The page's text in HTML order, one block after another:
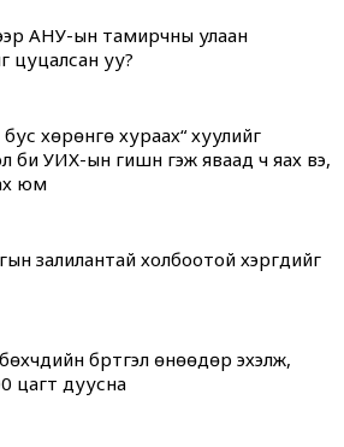
АНУ-ын тамирчны улаан
цуцалсан уу?
хөрөнгө хураах“ хуулийг
би УИХ-ын гишүүн гэж яваад ч яах вэ,
юм
залилантай холбоотой хэргүүдийг
бүртгэл өнөөдөр эхэлж,
цагт дуусна